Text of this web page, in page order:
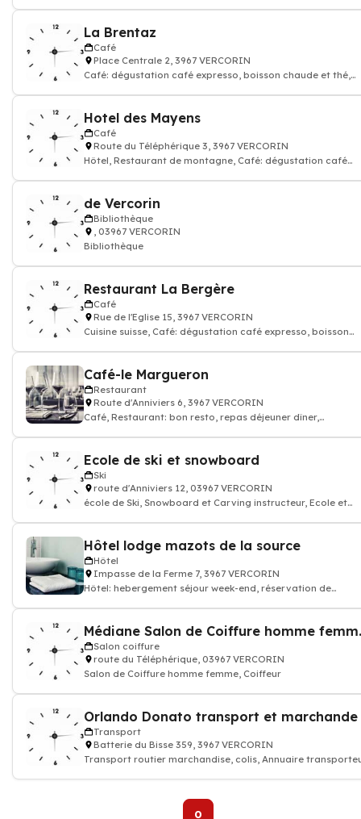
La Brentaz
Café
Place Centrale 2, 3967 VERCORIN
Café: dégustation café expresso, boisson chaude et thé,
Hotel des Mayens
Café
Route du Téléphérique 3, 3967 VERCORIN
Hôtel, Restaurant de montagne, Café: dégustation café
de Vercorin
Bibliothèque
, 03967 VERCORIN
Bibliothèque
Restaurant La Bergère
Café
Rue de l'Eglise 15, 3967 VERCORIN
Cuisine suisse, Café: dégustation café expresso, boisson
Café-le Margueron
Restaurant
Route d'Anniviers 6, 3967 VERCORIN
Café, Restaurant: bon resto, repas déjeuner dîner,
Ecole de ski et snowboard
Ski
route d'Anniviers 12, 03967 VERCORIN
école de Ski, Snowboard et Carving instructeur, Ecole et
Hôtel lodge mazots de la source
Hôtel
Impasse de la Ferme 7, 3967 VERCORIN
Hôtel: hebergement séjour week-end, réservation de
Salon coiffure
route du Téléphérique, 03967 VERCORIN
Salon de Coiffure homme femme, Coiffeur
Transport
Batterie du Bisse 359, 3967 VERCORIN
Transport routier marchandise, colis, Annuaire
0